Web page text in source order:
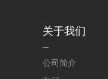
关于我们
公司简介